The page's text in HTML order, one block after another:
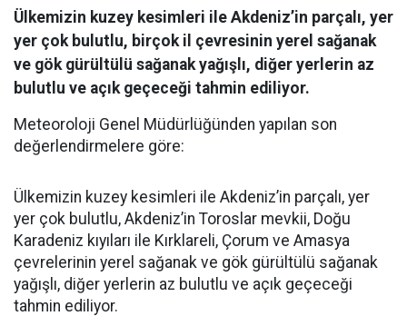
Ülkemizin kuzey kesimleri ile Akdeniz’in parçalı, yer
yer çok bulutlu, birçok il çevresinin yerel sağanak
ve gök gürültülü sağanak yağışlı, diğer yerlerin az
bulutlu ve açık geçeceği tahmin ediliyor.
Meteoroloji Genel Müdürlüğünden yapılan son
değerlendirmelere göre:
Ülkemizin kuzey kesimleri ile Akdeniz’in parçalı, yer
yer çok bulutlu, Akdeniz’in Toroslar mevkii, Doğu
Karadeniz kıyıları ile Kırklareli, Çorum ve Amasya
çevrelerinin yerel sağanak ve gök gürültülü sağanak
yağışlı, diğer yerlerin az bulutlu ve açık geçeceği
tahmin ediliyor.